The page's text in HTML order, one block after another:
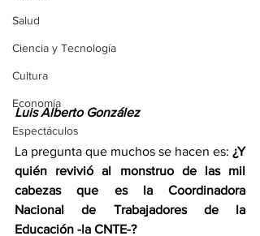
Salud
Ciencia y Tecnología
Cultura
Economía
Espectáculos
Luis Alberto González
La pregunta que muchos se hacen es: ¿Y
quién revivió al monstruo de las mil
cabezas que es la Coordinadora
Nacional de Trabajadores de la
Educación -la CNTE-?